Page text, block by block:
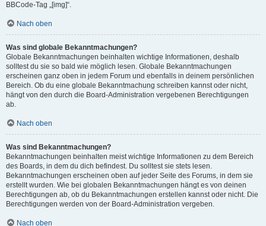
BBCode-Tag „[img]“.
Nach oben
Was sind globale Bekanntmachungen?
Globale Bekanntmachungen beinhalten wichtige Informationen, deshalb
solltest du sie so bald wie möglich lesen. Globale Bekanntmachungen
erscheinen ganz oben in jedem Forum und ebenfalls in deinem persönlichen
Bereich. Ob du eine globale Bekanntmachung schreiben kannst oder nicht,
hängt von den durch die Board-Administration vergebenen Berechtigungen
ab.
Nach oben
Was sind Bekanntmachungen?
Bekanntmachungen beinhalten meist wichtige Informationen zu dem Bereich
des Boards, in dem du dich befindest. Du solltest sie stets lesen.
Bekanntmachungen erscheinen oben auf jeder Seite des Forums, in dem sie
erstellt wurden. Wie bei globalen Bekanntmachungen hängt es von deinen
Berechtigungen ab, ob du Bekanntmachungen erstellen kannst oder nicht. Die
Berechtigungen werden von der Board-Administration vergeben.
Nach oben